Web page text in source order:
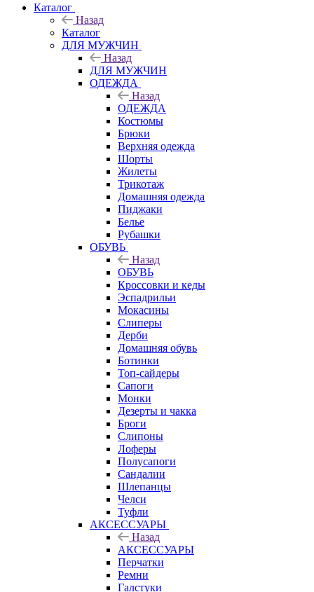
Каталог
Назад
Каталог
ДЛЯ МУЖЧИН
Назад
ДЛЯ МУЖЧИН
ОДЕЖДА
Назад
ОДЕЖДА
Костюмы
Брюки
Верхняя одежда
Шорты
Жилеты
Трикотаж
Домашняя одежда
Пиджаки
Белье
Рубашки
ОБУВЬ
Назад
ОБУВЬ
Кроссовки и кеды
Эспадрильи
Мокасины
Слиперы
Дерби
Домашняя обувь
Ботинки
Топ-сайдеры
Сапоги
Монки
Дезерты и чакка
Броги
Слипоны
Лоферы
Полусапоги
Сандалии
Шлепанцы
Челси
Туфли
АКСЕССУАРЫ
Назад
АКСЕССУАРЫ
Перчатки
Ремни
Галстуки